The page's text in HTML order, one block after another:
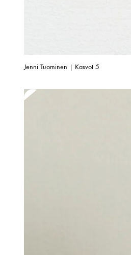
Jenni Tuominen | Kasvot 5